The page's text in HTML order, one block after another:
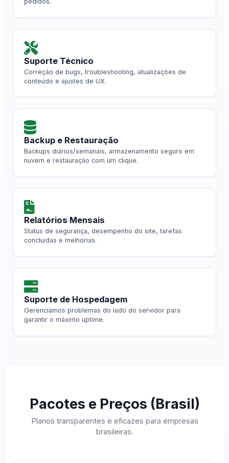
Suporte Técnico
Correção de bugs, troubleshooting, atualizações de
conteúdo e ajustes de UX.
Backup e Restauração
Backups diários/semanais, armazenamento seguro em
nuvem e restauração com um clique.
Relatórios Mensais
Status de segurança, desempenho do site, tarefas
concluídas e melhorias.
Suporte de Hospedagem
Gerenciamos problemas do lado do servidor para
garantir o máximo uptime.
Pacotes e Preços (Brasil)
Planos transparentes e eficazes para empresas
brasileiras.